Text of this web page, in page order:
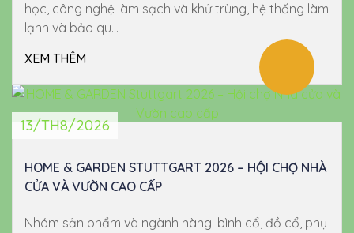
học, công nghệ làm sạch và khử trùng, hệ thống làm
lạnh và bảo qu...
XEM THÊM
13/TH8/2026
HOME & GARDEN STUTTGART 2026 – HỘI CHỢ NHÀ
CỬA VÀ VƯỜN CAO CẤP
Nhóm sản phẩm và ngành hàng: bình cổ, đồ cổ, phụ